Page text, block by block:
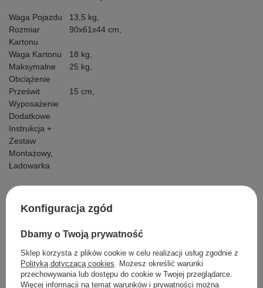
Waga Pojazdu
13,5 kg,
Rozmiar
Kartonu
90x61x44 cm,
Waga Kartonu
18 kg,
Maksymalne
Obciążenie
25 kg,
Prześwit
15 cm,
Wyposażenie
Dodatkowe
Instrukcja +
Zestaw
Montażowy,
Ładowarka
Opinie
Konfiguracja zgód
Dbamy o Twoją prywatność
Sklep korzysta z plików cookie w celu realizacji usług zgodnie z
Polityką dotyczącą cookies . Możesz określić warunki
przechowywania lub dostępu do cookie w Twojej przeglądarce.
Więcej informacji na temat warunków i prywatności można